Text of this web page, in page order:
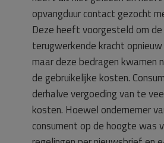
opvangduur contact gezocht
Deze heeft voorgesteld om
terugwerkende kracht
maar deze bedragen kwamen
de gebruikelijke kosten.
derhalve vergoeding van te
kosten. Hoewel ondernemer
consument op de hoogte was